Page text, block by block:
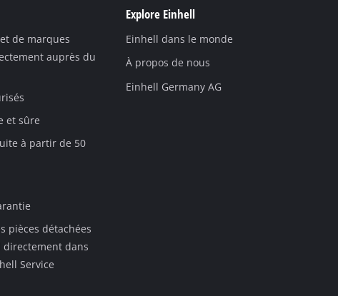
de marques
auprès du
et sûre
à partir de 50
pièces détachées
dans
Service
Explore Einhell
Einhell dans le monde
À propos de nous
Einhell Germany AG